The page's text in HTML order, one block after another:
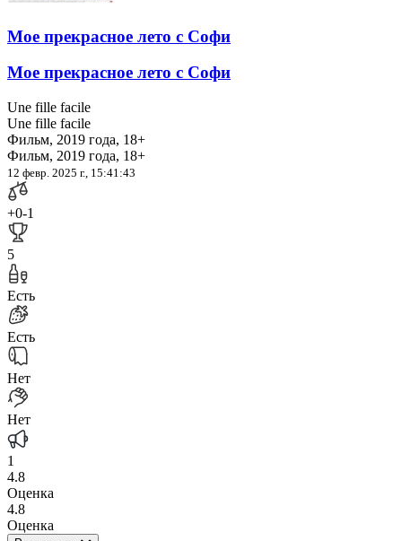
Мое прекрасное лето с Софи
Мое прекрасное лето с Софи
Une fille facile
Une fille facile
Фильм, 2019 года, 18+
Фильм, 2019 года, 18+
12 февр. 2025 г., 15:41:43
+0-1
5
Есть
Есть
Нет
Нет
1
4.8
Оценка
4.8
Оценка